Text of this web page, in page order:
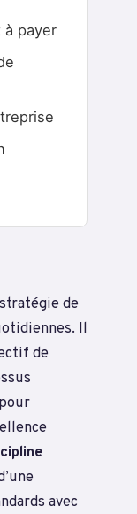
payer
de
Il
de
avec